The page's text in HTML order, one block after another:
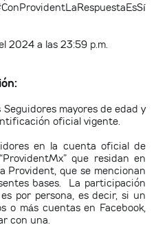
2024 a las 23:59 p.m.
mayores de edad y
oficial vigente.
en la cuenta oficial de
que residan en
Provident, que se mencionan
bases.
La participación
por persona, es decir, si un
o más cuentas en Facebook,
con una.